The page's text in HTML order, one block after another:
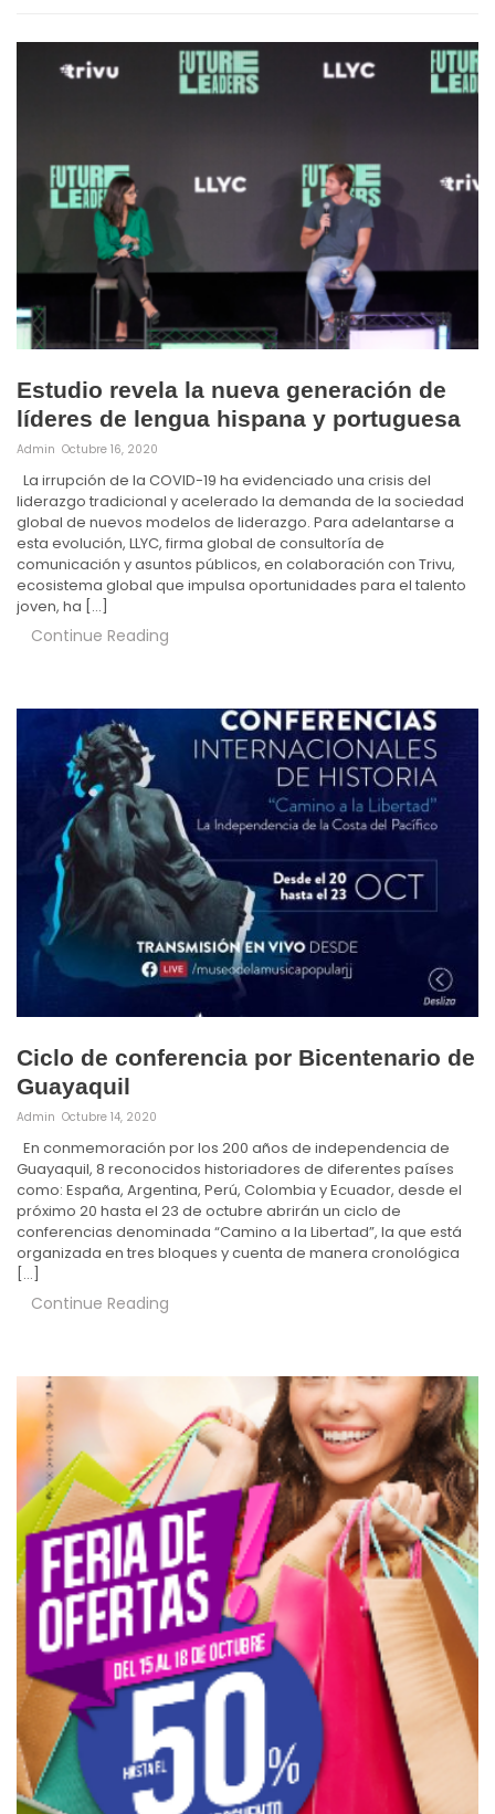
Estudio revela la nueva generación de
líderes de lengua hispana y portuguesa
Admin Octubre 16, 2020
La irrupción de la COVID-19 ha evidenciado una crisis del
liderazgo tradicional y acelerado la demanda de la sociedad
global de nuevos modelos de liderazgo. Para adelantarse a
esta evolución, LLYC, firma global de consultoría de
comunicación y asuntos públicos, en colaboración con Trivu,
ecosistema global que impulsa oportunidades para el talento
joven, ha […]
Continue Reading
Ciclo de conferencia por Bicentenario de
Guayaquil
Admin Octubre 14, 2020
En conmemoración por los 200 años de independencia de
Guayaquil, 8 reconocidos historiadores de diferentes países
como: España, Argentina, Perú, Colombia y Ecuador, desde el
próximo 20 hasta el 23 de octubre abrirán un ciclo de
conferencias denominada “Camino a la Libertad”, la que está
organizada en tres bloques y cuenta de manera cronológica
[…]
Continue Reading